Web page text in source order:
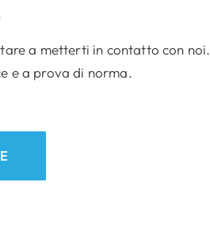
a metterti in contatto con noi.
e a prova di norma.